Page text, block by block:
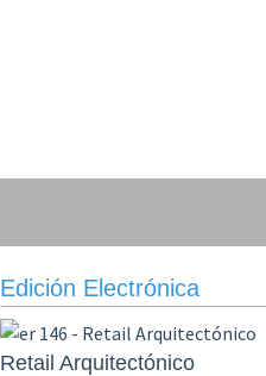
Edición Electrónica
Retail Arquitectónico